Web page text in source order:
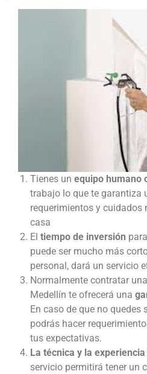
Tienes un equipo humano
trabajo lo que te garantiza
requerimientos y cuidados
casa
El tiempo de inversión
puede ser mucho más
personal, dará un servicio
Normalmente contratar
Medellín te ofrecerá una
En caso de que no
podrás hacer
tus expectativas.
La técnica y la experiencia
servicio permitirá tener un